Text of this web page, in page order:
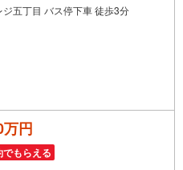
五丁目 バス停下車 徒歩3分
円
でもらえる